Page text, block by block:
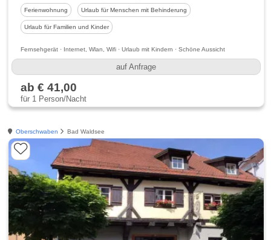
Ferienwohnung Urlaub für Menschen mit Behinderung
Urlaub für Familien und Kinder
Fernsehgerät · Internet, Wlan, Wifi · Urlaub mit Kindern · Schöne Aussicht
auf Anfrage
ab € 41,00
für 1 Person/Nacht
Oberschwaben Bad Waldsee